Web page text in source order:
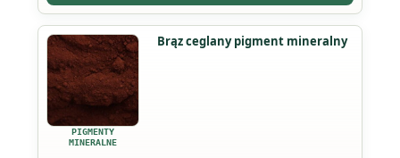
na
stronie
produktu
PIGMENTY
MINERALNE
Brąz ceglany pigment mineralny
Ten
produkt
ma
wiele
wariantów.
Opcje